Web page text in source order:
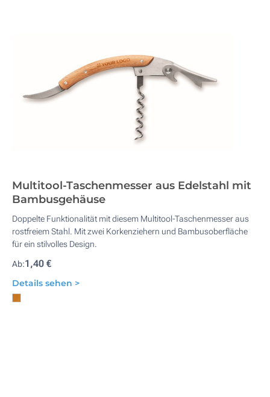
Multitool-Taschenmesser aus Edelstahl mit
Bambusgehäuse
Doppelte Funktionalität mit diesem Multitool-Taschenmesser aus
rostfreiem Stahl. Mit zwei Korkenziehern und Bambusoberfläche
für ein stilvolles Design.
Ab:1,40 €
Details sehen >